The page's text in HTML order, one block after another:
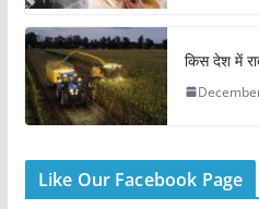
किस देश में
Like Our Facebook Page